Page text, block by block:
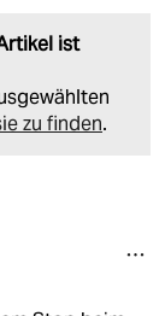
ist
zu finden.